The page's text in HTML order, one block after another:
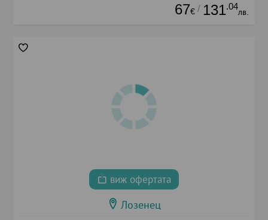
67€ / 131.04
лв.
виж офертата
Лозенец